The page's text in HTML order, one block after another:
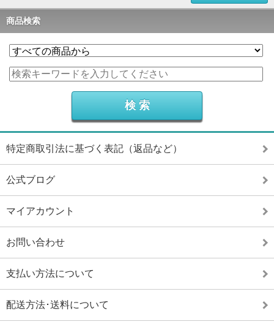
商品検索
特定商取引法に基づく表記（返品など）
公式ブログ
マイアカウント
お問い合わせ
支払い方法について
配送方法･送料について